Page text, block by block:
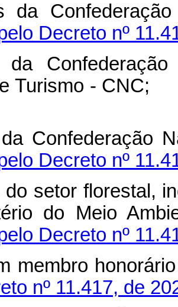
da
Decreto nº
e Turismo -
Confederação
Decreto nº
setor florestal,
do Meio
Decreto nº
membro
nº 11.417, de